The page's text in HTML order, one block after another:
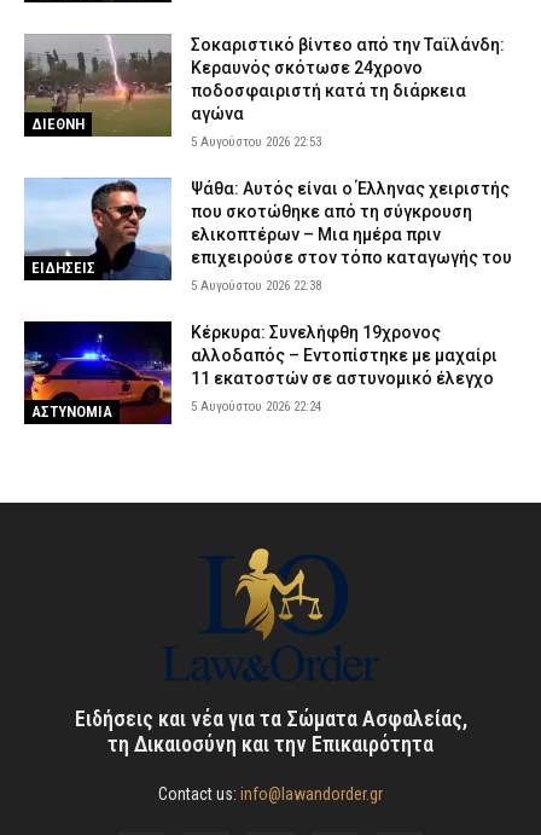
ΔΙΕΘΝΗ
Σοκαριστικό βίντεο από την Ταϊλάνδη:
Κεραυνός σκότωσε 24χρονο
ποδοσφαιριστή κατά τη διάρκεια
αγώνα
5 Αυγούστου 2026 22:53
ΕΙΔΗΣΕΙΣ
Ψάθα: Αυτός είναι ο Έλληνας χειριστής
που σκοτώθηκε από τη σύγκρουση
ελικοπτέρων – Μια ημέρα πριν
επιχειρούσε στον τόπο καταγωγής του
5 Αυγούστου 2026 22:38
ΑΣΤΥΝΟΜΙΑ
Κέρκυρα: Συνελήφθη 19χρονος
αλλοδαπός – Εντοπίστηκε με μαχαίρι
11 εκατοστών σε αστυνομικό έλεγχο
5 Αυγούστου 2026 22:24
Ειδήσεις και νέα για τα Σώματα Ασφαλείας,
τη Δικαιοσύνη και την Επικαιρότητα
Contact us: info@lawandorder.gr